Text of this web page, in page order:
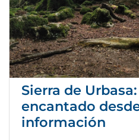
Sierra de
encantado
información